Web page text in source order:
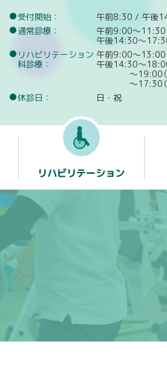
医療法人社団 錦昌
受付開始：
午前8:30 / 午後
通常診療：
午前9:00～11:30
午後14:30～
リハビリテーション
科診療：
午前9:00～13:00
午後14:30～18:00
～19:00
〜17:30
休診日：
日・祝
リハビリテーション